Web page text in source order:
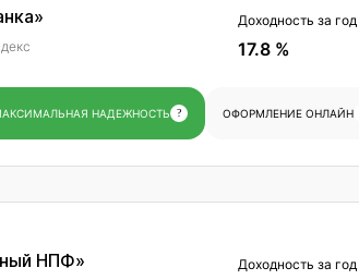
Доходность за год
17.8 %
НАДЕЖНОСТЬ ? ОФОРМЛЕНИЕ ОНЛАЙН
НПФ» Доходность за год